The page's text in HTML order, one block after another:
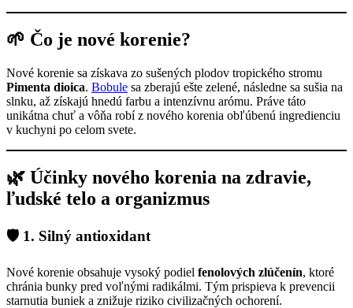
🌱 Čo je nové korenie?
Nové korenie sa získava zo sušených plodov tropického stromu
Pimenta dioica. Bobule sa zberajú ešte zelené, následne sa sušia na
slnku, až získajú hnedú farbu a intenzívnu arómu. Práve táto
unikátna chuť a vôňa robí z nového korenia obľúbenú ingredienciu
v kuchyni po celom svete.
🌿 Účinky nového korenia na zdravie,
ľudské telo a organizmus
🛡️ 1. Silný antioxidant
Nové korenie obsahuje vysoký podiel fenolových zlúčenín, ktoré
chránia bunky pred voľnými radikálmi. Tým prispieva k prevencii
starnutia buniek a znižuje riziko civilizačných ochorení.